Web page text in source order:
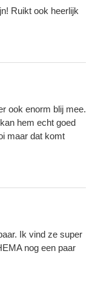
Ruikt ook heerlijk
ook enorm blij mee.
hem echt goed
maar dat komt
Ik vind ze super
nog een paar